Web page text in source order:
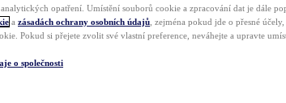
opatření. Umístění souborů cookie a zpracování dat je dále
a zásadách ochrany osobních údajů , zejména pokud jde o přesné
Pokud si přejete zvolit své vlastní preference, neváhejte a upravte
o společnosti